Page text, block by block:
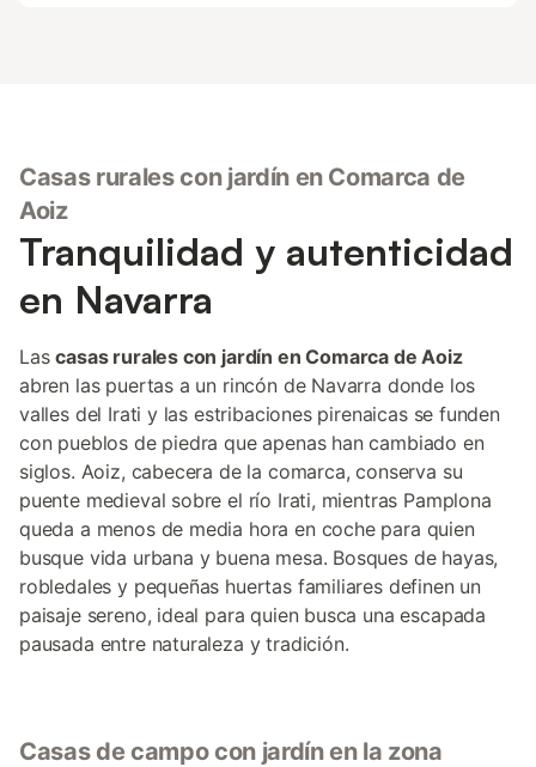
Casas rurales con jardín en Comarca de
Aoiz
Tranquilidad y autenticidad
en Navarra
Lascasas rurales con jardín en Comarca de Aoiz
abren las puertas a un rincón de Navarra donde los
valles del Irati y las estribaciones pirenaicas se funden
con pueblos de piedra que apenas han cambiado en
siglos. Aoiz, cabecera de la comarca, conserva su
puente medieval sobre el río Irati, mientras Pamplona
queda a menos de media hora en coche para quien
busque vida urbana y buena mesa. Bosques de hayas,
robledales y pequeñas huertas familiares definen un
paisaje sereno, ideal para quien busca una escapada
pausada entre naturaleza y tradición.
Casas de campo con jardín en la zona